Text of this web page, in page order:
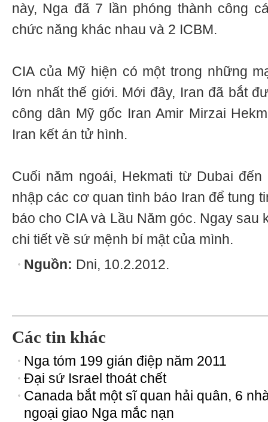
này, Nga đã 7 lần phóng thành công
chức năng khác nhau và 2 ICBM.
CIA của Mỹ hiện có một trong những
lớn nhất thế giới. Mới đây, Iran đã bắt
công dân Mỹ gốc Iran Amir Mirzai
Iran kết án tử hình.
Cuối năm ngoái, Hekmati từ Dubai
nhập các cơ quan tình báo Iran để tung
báo cho CIA và Lầu Năm góc. Ngay sau
chi tiết về sứ mệnh bí mật của mình.
Nguồn: Dni, 10.2.2012.
Các tin khác
Nga tóm 199 gián điệp năm 2011
Đại sứ Israel thoát chết
Canada bắt một sĩ quan hải quân, 6
ngoại giao Nga mắc nạn